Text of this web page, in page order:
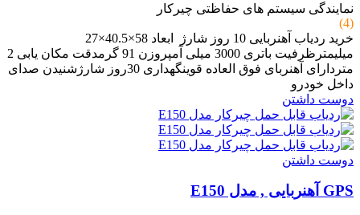
نمایندگی سیستم های حفاظتی چیرکار
(4)
خرید ردیاب آهنربایی 10 روز شارژ ابعاد 58×40.5×27
میلیمترظرفیت باتری 3000 میلی آمپروزن 91 گرمدقت مکان یابی 2
متردارای آهنربای فوق العاده قوینگهداری 30روز شارژشنیدن صدای
داخل خودرو
دوست داشتن
دوست داشتن
GPS آهنربایی , مدل E150